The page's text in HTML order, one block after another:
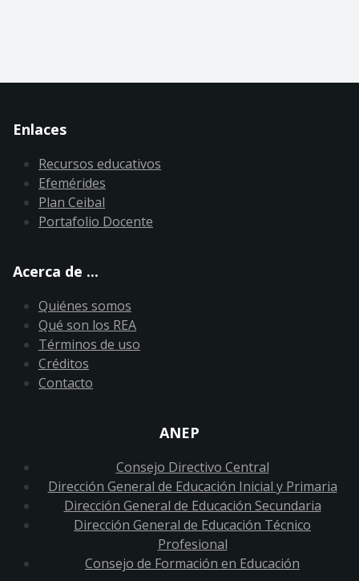
Enlaces
Recursos educativos
Efemérides
Plan Ceibal
Portafolio Docente
Acerca de ...
Quiénes somos
Qué son los REA
Términos de uso
Créditos
Contacto
ANEP
Consejo Directivo Central
Dirección General de Educación Inicial y Primaria
Dirección General de Educación Secundaria
Dirección General de Educación Técnico
Profesional
Consejo de Formación en Educación